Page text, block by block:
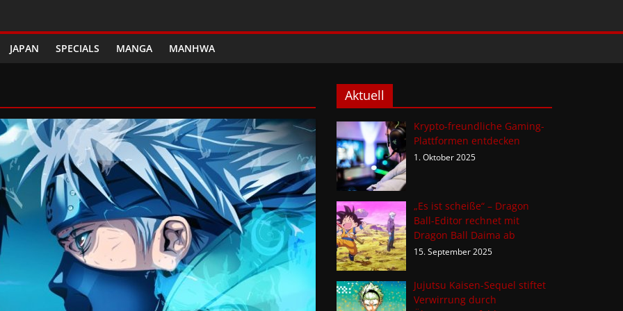
JAPAN SPECIALS MANGA MANHWA
Aktuell
Krypto-freundliche Gaming-
Plattformen entdecken
1. Oktober 2025
„Es ist scheiße“ – Dragon
Ball-Editor rechnet mit
Dragon Ball Daima ab
15. September 2025
Jujutsu Kaisen-Sequel stiftet
Verwirrung durch